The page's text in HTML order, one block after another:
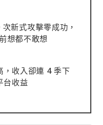
新式攻擊零成功，
想都不敢想
收入卻連 4 季下
台收益